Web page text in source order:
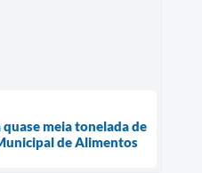
meia tonelada de
de Alimentos